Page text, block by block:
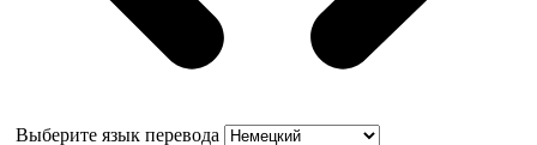
Выберите язык перевода